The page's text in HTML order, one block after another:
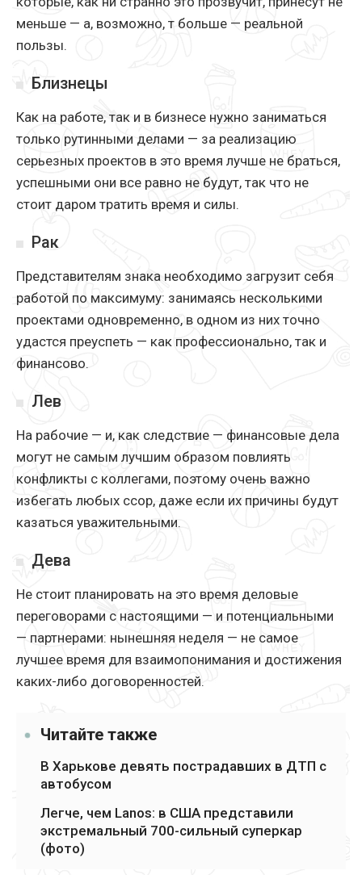
меньше — а, возможно, т больше — реальной
пользы.
Близнецы
Как на работе, так и в бизнесе нужно заниматься
только рутинными делами — за реализацию
серьезных проектов в это время лучше не браться,
успешными они все равно не будут, так что не
стоит даром тратить время и силы.
Рак
Представителям знака необходимо загрузит себя
работой по максимуму: занимаясь несколькими
проектами одновременно, в одном из них точно
удастся преуспеть — как профессионально, так и
финансово.
Лев
На рабочие — и, как следствие — финансовые дела
могут не самым лучшим образом повлиять
конфликты с коллегами, поэтому очень важно
избегать любых ссор, даже если их причины будут
казаться уважительными.
Дева
Не стоит планировать на это время деловые
переговорами с настоящими — и потенциальными
— партнерами: нынешняя неделя — не самое
лучшее время для взаимопонимания и достижения
каких-либо договоренностей.
Читайте также
В Харькове девять пострадавших в ДТП с
автобусом
Легче, чем Lanos: в США представили
экстремальный 700-сильный суперкар
(фото)